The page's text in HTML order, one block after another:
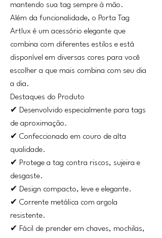
mantendo sua tag sempre à mão.
Além da funcionalidade, o Porta Tag
Artlux é um acessório elegante que
combina com diferentes estilos e está
disponível em diversas cores para você
escolher a que mais combina com seu dia
a dia.
Destaques do Produto
✔ Desenvolvido especialmente para tags
de aproximação.
✔ Confeccionado em couro de alta
qualidade.
✔ Protege a tag contra riscos, sujeira e
desgaste.
✔ Design compacto, leve e elegante.
✔ Corrente metálica com argola
resistente.
✔ Fácil de prender em chaves, mochilas,